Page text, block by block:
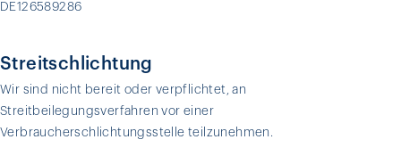
DE126589286
Streitschlichtung
Wir sind nicht bereit oder verpflichtet, an
Streitbeilegungsverfahren vor einer
Verbraucherschlichtungsstelle teilzunehmen.